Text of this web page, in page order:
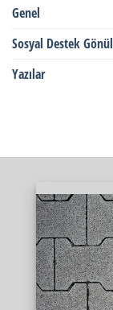
Genel
Sosyal Destek
Yazılar